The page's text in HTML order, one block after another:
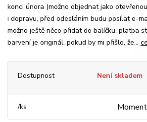
konci února (možno objednat jako
i dopravu, před odesláním budu posílat e-
možno ještě něco přidat do balíčku, platba
barvení je originál, pokud by mi přišlo, že...
Dostupnost Není skladem
/ks